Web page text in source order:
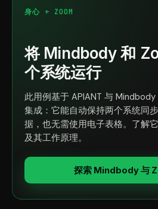
身心 + ZOOM
将 Mindbody 和
个系统运行
此用例基于 APIANT 与
集成：它能自动保持两个系统同
据，也无需使用电子表格。了解
及其工作原理。
探索 Mindbody 与